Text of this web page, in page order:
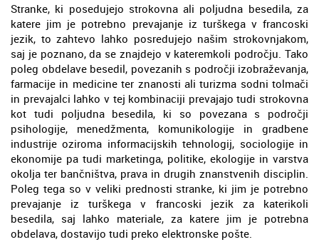
Stranke, ki posedujejo strokovna ali poljudna besedila, za
katere jim je potrebno prevajanje iz turškega v francoski
jezik, to zahtevo lahko posredujejo našim strokovnjakom,
saj je poznano, da se znajdejo v kateremkoli področju. Tako
poleg obdelave besedil, povezanih s področji izobraževanja,
farmacije in medicine ter znanosti ali turizma sodni tolmači
in prevajalci lahko v tej kombinaciji prevajajo tudi strokovna
kot tudi poljudna besedila, ki so povezana s področji
psihologije, menedžmenta, komunikologije in gradbene
industrije oziroma informacijskih tehnologij, sociologije in
ekonomije pa tudi marketinga, politike, ekologije in varstva
okolja ter bančništva, prava in drugih znanstvenih disciplin.
Poleg tega so v veliki prednosti stranke, ki jim je potrebno
prevajanje iz turškega v francoski jezik za katerikoli
besedila, saj lahko materiale, za katere jim je potrebna
obdelava, dostavijo tudi preko elektronske pošte.